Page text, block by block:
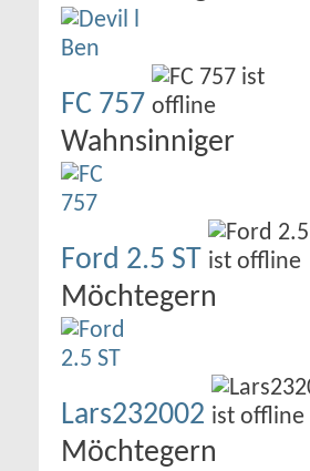
FC 757
Wahnsinniger
Ford 2.5 ST
Möchtegern
Lars232002
Möchtegern